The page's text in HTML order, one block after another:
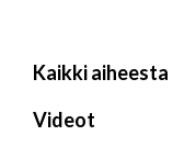
Kaikki aiheesta
Videot